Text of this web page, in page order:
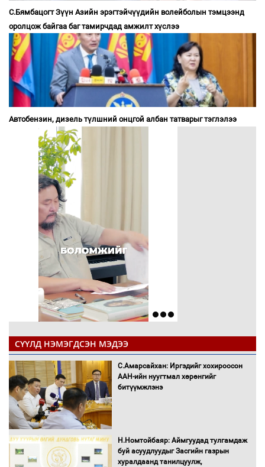
С.Бямбацогт Зүүн Азийн эрэгтэйчүүдийн волейболын тэмцээнд
оролцож байгаа баг тамирчдад амжилт хүслээ
Автобензин, дизель түлшний онцгой албан татварыг тэглэлээ
СҮҮЛД НЭМЭГДСЭН МЭДЭЭ
С.Амарсайхан: Иргэдийг хохироосон
ААН-ийн нуугтмал хөрөнгийг
битүүмжлэнэ
Н.Номтойбаяр: Аймгуудад тулгамдаж
буй асуудлуудыг Засгийн газрын
хуралдаанд танилцуулж,